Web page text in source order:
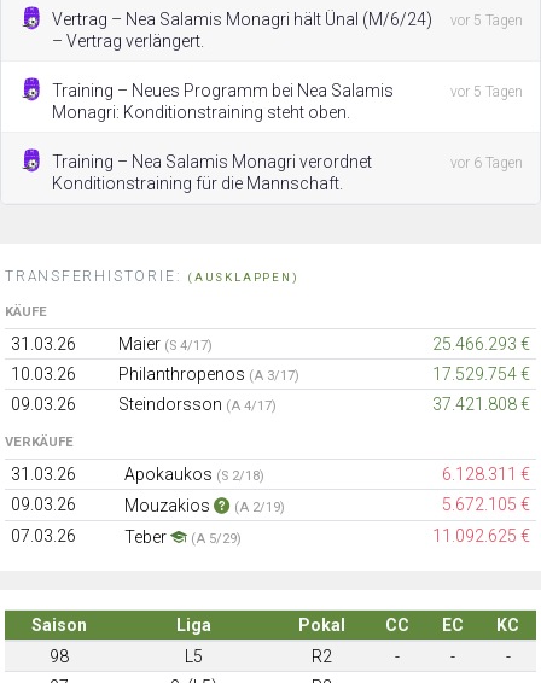
Vertrag – Nea Salamis Monagri hält Ünal (M/6/24)
– Vertrag verlängert.
vor 5 Tagen
Training – Neues Programm bei Nea Salamis
Monagri: Konditionstraining steht oben.
vor 5 Tagen
Training – Nea Salamis Monagri verordnet
Konditionstraining für die Mannschaft.
vor 6 Tagen
TRANSFERHISTORIE: (AUSKLAPPEN)
KÄUFE
31.03.26 Maier (S 4/17)
25.466.293 €
10.03.26
Philanthropenos (A 3/17)
17.529.754 €
09.03.26
Steindorsson (A 4/17) 37.421.808 €
VERKÄUFE
31.03.26 Apokaukos (S 2/18)
6.128.311 €
09.03.26
Mouzakios (A 2/19)
5.672.105 €
07.03.26
Teber (A 5/29) 11.092.625 €
Saison Liga Pokal CC EC
KC
98
L5 R2 - -
-